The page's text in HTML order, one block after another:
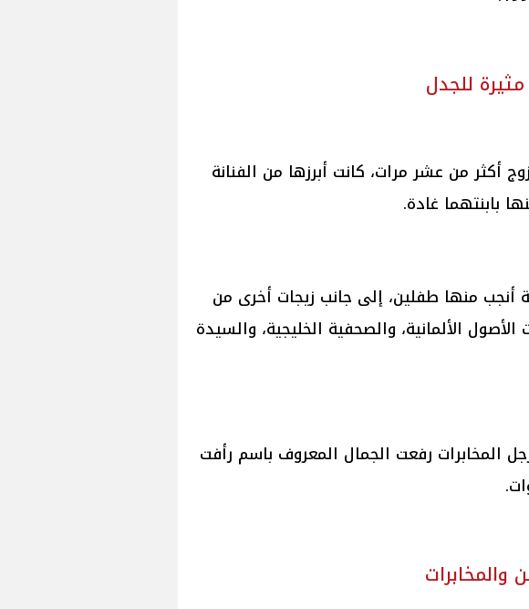
للجدل
أكثر من عشر مرات، كانت أبرزها من الفنانة
أنجب منها طفلين، إلى جانب زيجات أخرى من
الألمانية، والصحفية الخليجية، والسيدة
المخابرات رفعت الجمال المعروف باسم رأفت